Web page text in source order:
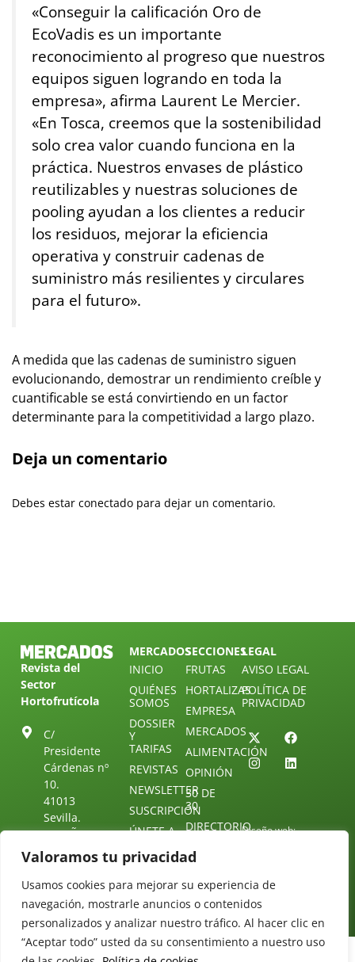
Valoramos tu privacidad
Usamos cookies para mejorar su experiencia de
navegación, mostrarle anuncios o contenidos
personalizados y analizar nuestro tráfico. Al hacer clic en
“Aceptar todo” usted da su consentimiento a nuestro uso
«Conseguir la calificación Oro de
EcoVadis es un importante
reconocimiento al progreso que nuestros
equipos siguen logrando en toda la
empresa», afirma Laurent Le Mercier.
«En Tosca, creemos que la sostenibilidad
solo crea valor cuando funciona en la
práctica. Nuestros envases de plástico
reutilizables y nuestras soluciones de
pooling ayudan a los clientes a reducir
los residuos, mejorar la eficiencia
operativa y construir cadenas de
suministro más resilientes y circulares
para el futuro».
A medida que las cadenas de suministro siguen
evolucionando, demostrar un rendimiento creíble y
cuantificable se está convirtiendo en un factor
determinante para la competitividad a largo plazo.
Deja un comentario
Debes estar conectado para dejar un comentario.
Revista del
Sector
Hortofrutícola
C/
Presidente
Cárdenas nº
10.
41013
Sevilla.
ESPAÑA
Tel: (+34) 954
redaccion@revistamercados.com
MERCADOS
INICIO
QUIÉNES
SOMOS
DOSSIER
Y
TARIFAS
REVISTAS
NEWSLETTER
SUSCRIPCIÓN
ÚNETE A
TELEGRAM
CONTACTO
SECCIONES
FRUTAS
HORTALIZAS
EMPRESA
MERCADOS
ALIMENTACIÓN
OPINIÓN
30 DE
30
DIRECTORIO
LEGAL
AVISO LEGAL
POLÍTICA DE
PRIVACIDAD
Diseño web: